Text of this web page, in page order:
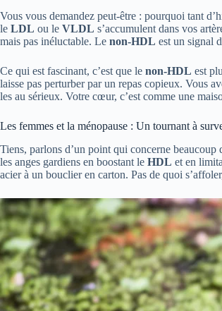
Vous vous demandez peut-être : pourquoi tant
le LDL ou le VLDL s’accumulent dans vos
mais pas inéluctable. Le non-HDL est un signal
Ce qui est fascinant, c’est que le non-HDL est
laisse pas perturber par un repas copieux. Vous
les au sérieux. Votre cœur, c’est comme une
Les femmes et la ménopause : Un tournant à
Tiens, parlons d’un point qui concerne beaucoup
les anges gardiens en boostant le HDL et en
acier à un bouclier en carton. Pas de quoi